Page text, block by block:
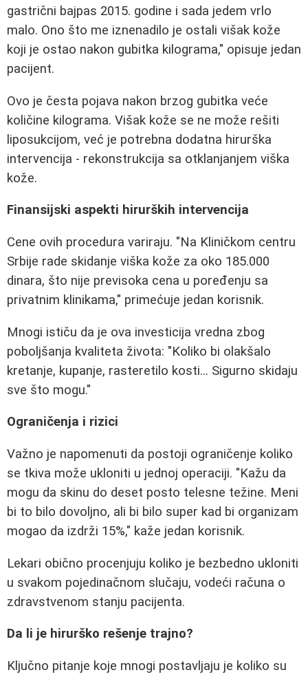
gastrični bajpas 2015. godine i sada jedem vrlo
malo. Ono što me iznenadilo je ostali višak kože
koji je ostao nakon gubitka kilograma," opisuje jedan
pacijent.
Ovo je česta pojava nakon brzog gubitka veće
količine kilograma. Višak kože se ne može rešiti
liposukcijom, već je potrebna dodatna hirurška
intervencija - rekonstrukcija sa otklanjanjem viška
kože.
Finansijski aspekti hirurških intervencija
Cene ovih procedura variraju. "Na Kliničkom centru
Srbije rade skidanje viška kože za oko 185.000
dinara, što nije previsoka cena u poređenju sa
privatnim klinikama," primećuje jedan korisnik.
Mnogi ističu da je ova investicija vredna zbog
poboljšanja kvaliteta života: "Koliko bi olakšalo
kretanje, kupanje, rasteretilo kosti... Sigurno skidaju
sve što mogu."
Ograničenja i rizici
Važno je napomenuti da postoji ograničenje koliko
se tkiva može ukloniti u jednoj operaciji. "Kažu da
mogu da skinu do deset posto telesne težine. Meni
bi to bilo dovoljno, ali bi bilo super kad bi organizam
mogao da izdrži 15%," kaže jedan korisnik.
Lekari obično procenjuju koliko je bezbedno ukloniti
u svakom pojedinačnom slučaju, vodeći računa o
zdravstvenom stanju pacijenta.
Da li je hirurško rešenje trajno?
Ključno pitanje koje mnogi postavljaju je koliko su